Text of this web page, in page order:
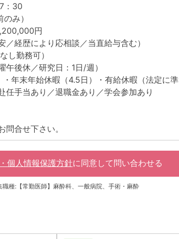
：30
み）
円
／経歴により応相談／当直給与含む）
勤務可）
休／研究日：1日/週）
末年始休暇（4.5日）・有給休暇（法定に準
手当あり／退職金あり／学会参加あり
問合せ下さい。
個人情報保護方針に同意して 問い合わせる
職種:【常勤医師】麻酔科、一般病院、手術・麻酔